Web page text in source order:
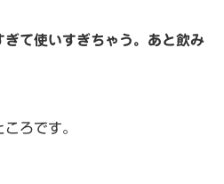
ぎて使いすぎちゃう。あと飲み
ろです。